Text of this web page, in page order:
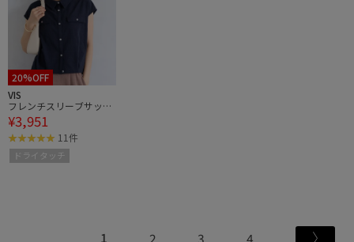
20%OFF
VIS
フレンチスリーブサッカ
ーブラウス/UVケア・WE
B限定カラー
¥3,951
11件
ドライタッチ
1 2 3 4